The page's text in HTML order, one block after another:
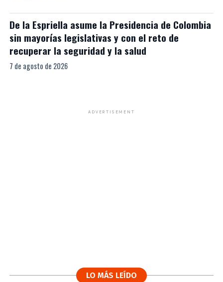
De la Espriella asume la Presidencia de Colombia
sin mayorías legislativas y con el reto de
recuperar la seguridad y la salud
7 de agosto de 2026
ADVERTISEMENT
LO MÁS LEÍDO